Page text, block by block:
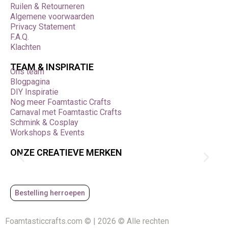
Hobbyset Kerstballen – verkrijgbaar bij Foamtastic
Crafts.
Ruilen & Retourneren
Algemene voorwaarden
Privacy Statement
F.A.Q.
Klachten
TEAM & INSPIRATIE
Ons team
Blogpagina
DIY Inspiratie
Nog meer Foamtastic Crafts
Carnaval met Foamtastic Crafts
Schmink & Cosplay
Workshops & Events
ONZE CREATIEVE MERKEN
Bestelling herroepen
Foamtasticcrafts.com © | 2026 © Alle rechten